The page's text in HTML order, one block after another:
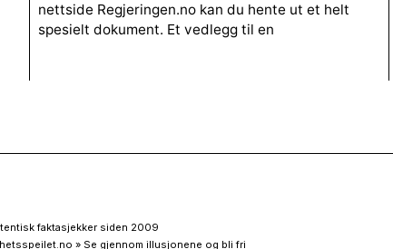
nettside Regjeringen.no kan du hente ut et helt
spesielt dokument. Et vedlegg til en
faktasjekker siden 2009
» Se gjennom illusjonene og bli fri